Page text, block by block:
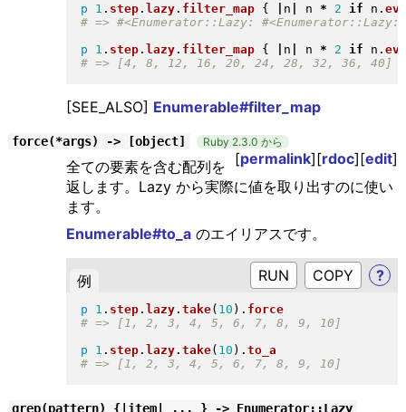
p 1 . step. lazy. filter_map { n n * 2 if n .
p 1 . step. lazy. filter_map { n n * 2 if n .
[SEE_ALSO] Enumerable#filter_map
force(*args) -> [object] Ruby 2.3.0 から
[permalink][rdoc][edit]
全ての要素を含む配列を
返します。Lazy から実際に値を取り出すのに使い
ます。
Enumerable#to_aのエイリアスです。
例 RUN ?
p 1 . step. lazy. take( 10 ) . force
p
1 . step. lazy. take( 10 ) . to_a
grep(pattern) {|item| ... } -> Enumerator::Lazy